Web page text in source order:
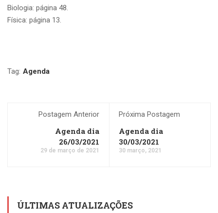
Biologia: página 48.
Física: página 13.
Tag: Agenda
Postagem Anterior
Agenda dia
26/03/2021
29 de março de 2021
Próxima Postagem
Agenda dia
30/03/2021
30 março, 2021
ÚLTIMAS ATUALIZAÇÕES